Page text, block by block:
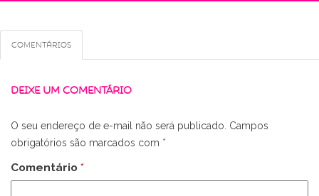
Comentários
DEIXE UM COMENTÁRIO
O seu endereço de e-mail não será publicado. Campos
obrigatórios são marcados com *
Comentário *